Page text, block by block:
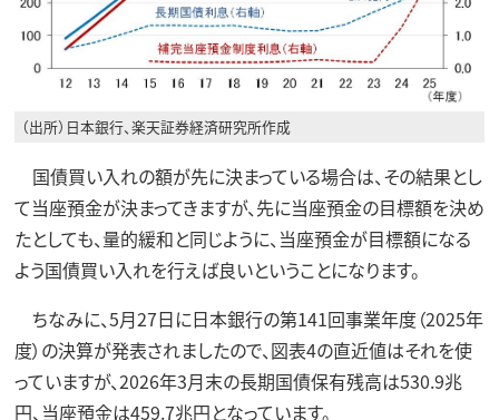
（出所）日本銀行、楽天証券経済研究所作成
国債買い入れの額が先に決まっている場合は、その結果とし
て当座預金が決まってきますが、先に当座預金の目標額を決め
たとしても、量的緩和と同じように、当座預金が目標額になる
よう国債買い入れを行えば良いということになります。
ちなみに、5月27日に日本銀行の第141回事業年度（2025年
度）の決算が発表されましたので、図表4の直近値はそれを使
っていますが、2026年3月末の長期国債保有残高は530.9兆
円、当座預金は459.7兆円となっています。